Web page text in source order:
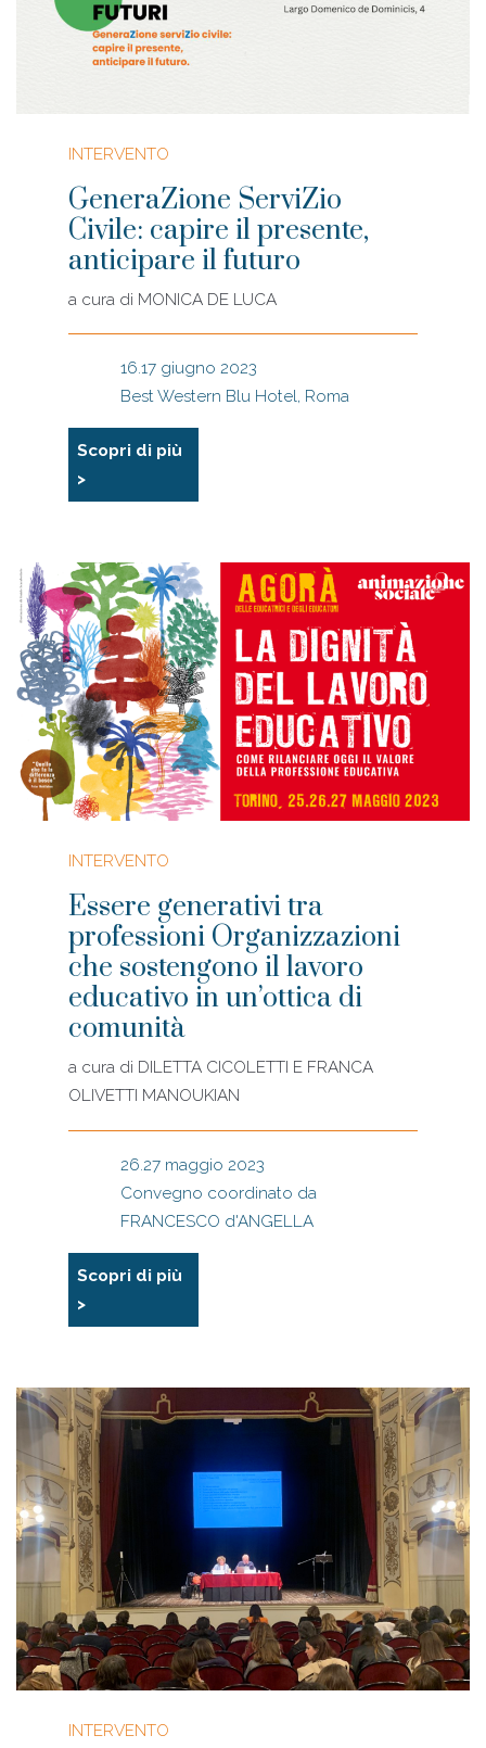
INTERVENTO
GeneraZione ServiZio
Civile: capire il presente,
anticipare il futuro
a cura di MONICA DE LUCA
16.17 giugno 2023
Best Western Blu Hotel, Roma
Scopri di più
>
INTERVENTO
Essere generativi tra
professioni Organizzazioni
che sostengono il lavoro
educativo in un’ottica di
comunità
a cura di DILETTA CICOLETTI E FRANCA
OLIVETTI MANOUKIAN
26.27 maggio 2023
Convegno coordinato da
FRANCESCO d'ANGELLA
Scopri di più
>
INTERVENTO